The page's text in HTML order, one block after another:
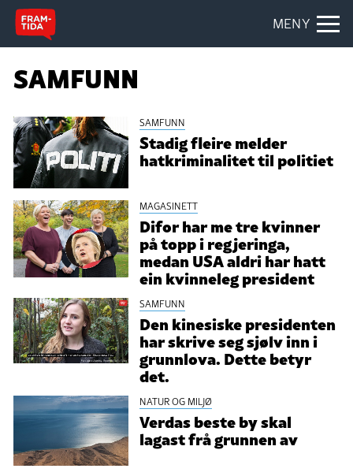
MENY
SAMFUNN
SAMFUNN
Stadig fleire melder
hatkriminalitet til politiet
MAGASINETT
Difor har me tre kvinner
på topp i regjeringa,
medan USA aldri har hatt
ein kvinneleg president
SAMFUNN
Den kinesiske presidenten
har skrive seg sjølv inn i
grunnlova. Dette betyr
det.
NATUR OG MILJØ
Verdas beste by skal
lagast frå grunnen av